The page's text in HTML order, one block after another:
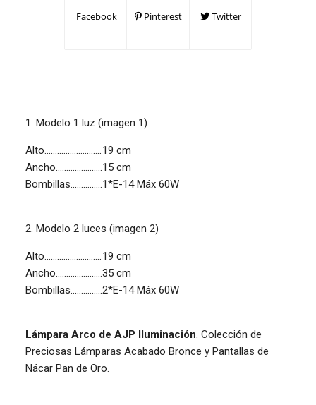
Facebook Pinterest Twitter
1. Modelo 1 luz (imagen 1)
Alto...........................19 cm
Ancho......................15 cm
Bombillas...............1*E-14 Máx 60W
2. Modelo 2 luces (imagen 2)
Alto...........................19 cm
Ancho......................35 cm
Bombillas...............2*E-14 Máx 60W
Lámpara Arco de AJP Iluminación. Colección de
Preciosas Lámparas Acabado Bronce y Pantallas de
Nácar Pan de Oro.